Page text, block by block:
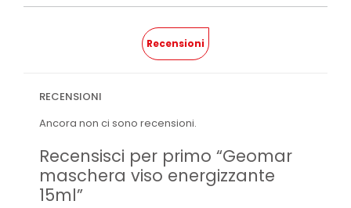
Recensioni
RECENSIONI
Ancora non ci sono recensioni.
Recensisci per primo “Geomar
maschera viso energizzante
15ml”